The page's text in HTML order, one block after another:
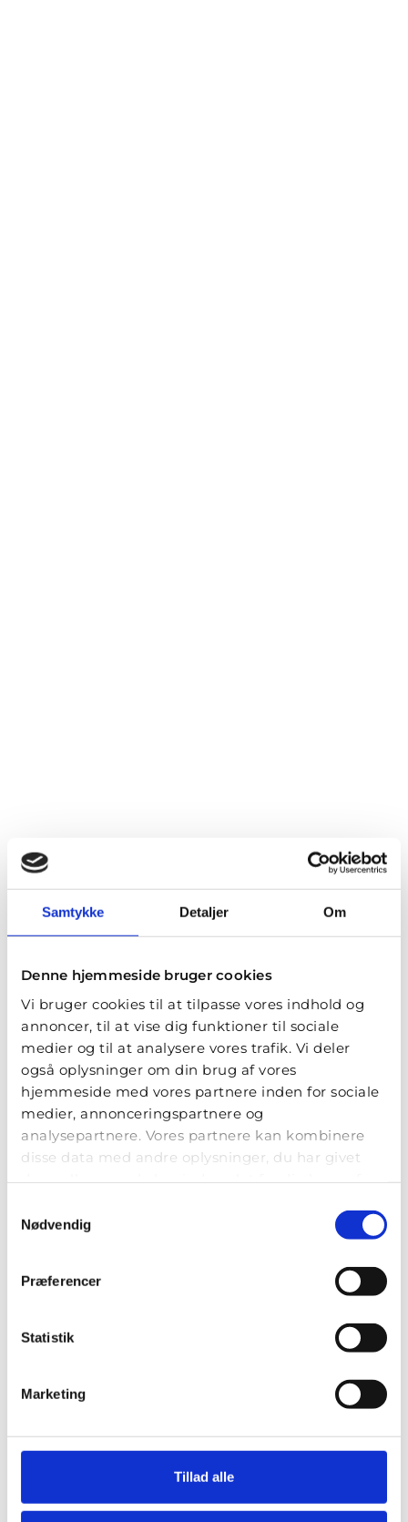
Samtykke Detaljer Om
Denne hjemmeside bruger cookies
Vi bruger cookies til at tilpasse vores indhold og
annoncer, til at vise dig funktioner til sociale
medier og til at analysere vores trafik. Vi deler
også oplysninger om din brug af vores
hjemmeside med vores partnere inden for sociale
medier, annonceringspartnere og
analysepartnere. Vores partnere kan kombinere
disse data med andre oplysninger, du har givet
dem, eller som de har indsamlet fra din brug af
Nødvendig
Præferencer
Statistik
Marketing
Tillad alle